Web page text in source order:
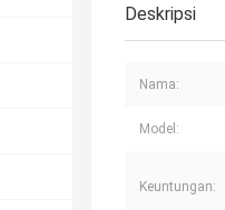
Deskripsi
Nama:
Model:
Keuntungan: